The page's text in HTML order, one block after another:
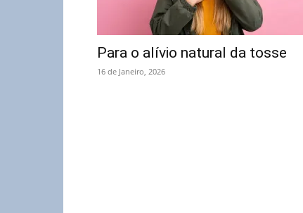
Para o alívio natural da tosse
16 de Janeiro, 2026